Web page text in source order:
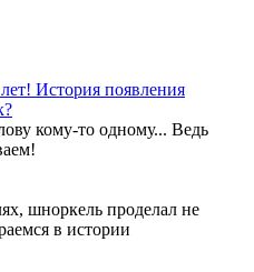
История появления
кому-то одному... Ведь
шноркель проделал не
в истории